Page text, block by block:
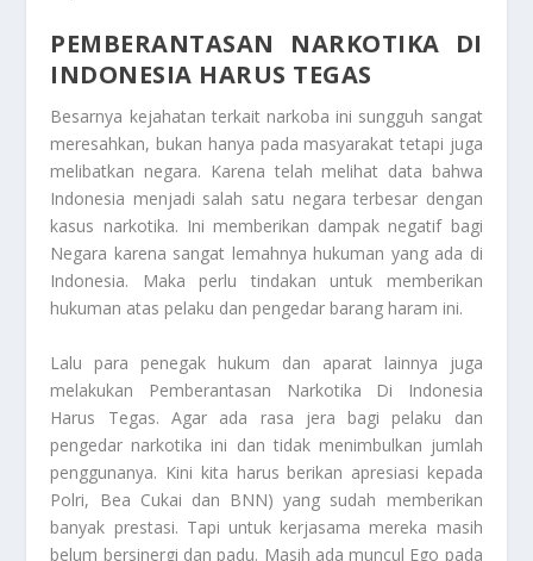
PEMBERANTASAN NARKOTIKA DI
INDONESIA HARUS TEGAS
Besarnya kejahatan terkait narkoba ini sungguh sangat
meresahkan, bukan hanya pada masyarakat tetapi juga
melibatkan negara. Karena telah melihat data bahwa
Indonesia menjadi salah satu negara terbesar dengan
kasus narkotika. Ini memberikan dampak negatif bagi
Negara karena sangat lemahnya hukuman yang ada di
Indonesia. Maka perlu tindakan untuk memberikan
hukuman atas pelaku dan pengedar barang haram ini.
Lalu para penegak hukum dan aparat lainnya juga
melakukan
Pemberantasan Narkotika Di Indonesia
Harus Tegas. Agar ada rasa jera bagi pelaku dan
pengedar narkotika ini dan tidak menimbulkan jumlah
penggunanya. Kini kita harus berikan apresiasi kepada
Polri, Bea Cukai dan BNN) yang sudah memberikan
banyak prestasi. Tapi untuk kerjasama mereka masih
belum bersinergi dan padu. Masih ada muncul Ego pada